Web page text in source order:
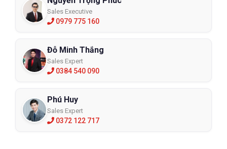
Sales Executive
0979 775 160
Đỗ Minh Thắng
Sales Expert
0384 540 090
Phú Huy
Sales Expert
0372 122 717